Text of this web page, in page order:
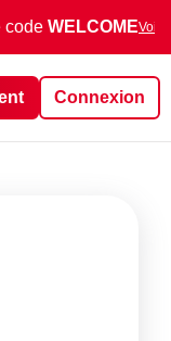
code WELCOMEVoir
Connexion